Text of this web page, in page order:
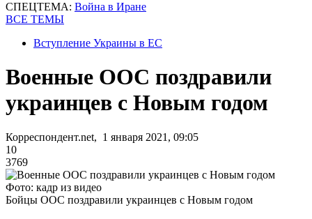
СПЕЦТЕМА: Война в Иране
ВСЕ ТЕМЫ
Вступление Украины в ЕС
Военные ООС поздравили
украинцев с Новым годом
Корреспондент.net, 1 января 2021, 09:05
10
3769
Фото: кадр из видео
Бойцы ООС поздравили украинцев с Новым годом